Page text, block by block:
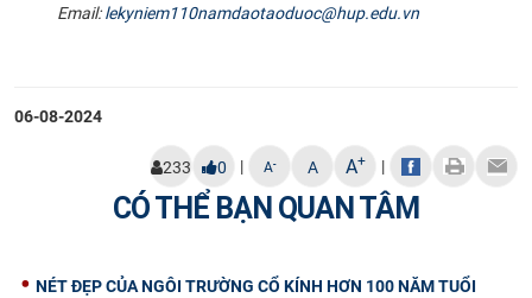
Email:lekyniem110namdaotaoduoc@hup.edu.vn
06-08-2024
233 0 | A- A A+ |
CÓ THỂ BẠN QUAN TÂM
NÉT ĐẸP CỦA NGÔI TRƯỜNG CỔ KÍNH HƠN 100 NĂM TUỔI